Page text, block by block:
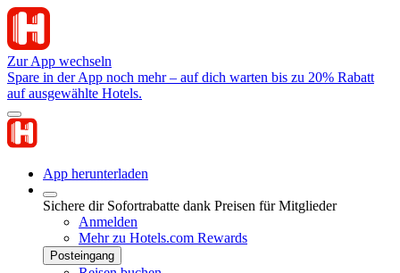
Zur App wechseln
Spare in der App noch mehr – auf dich warten bis zu 20% Rabatt
auf ausgewählte Hotels.
App herunterladen
Sichere dir Sofortrabatte dank Preisen für Mitglieder
Anmelden
Mehr zu Hotels.com Rewards
Posteingang